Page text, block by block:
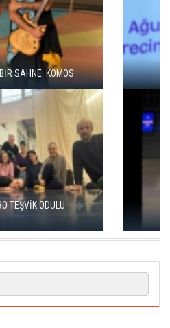
YENİ REPERTUVAR
SAHNEYE TAŞIYOR